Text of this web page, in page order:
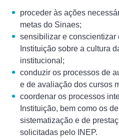
proceder às ações
metas do Sinaes;
sensibilizar e conscientizar
Instituição sobre a cultura
institucional;
conduzir os processos de
e de avaliação dos cursos
coordenar os processos
Instituição, bem como os
sistematização e de
solicitadas pelo INEP.